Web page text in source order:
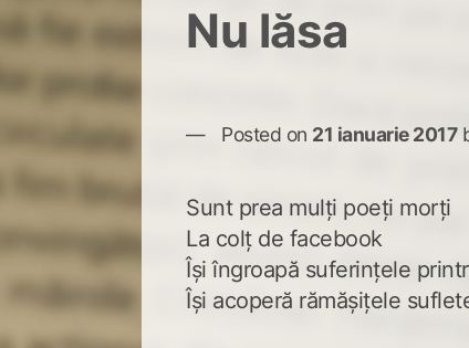
Nu lăsa
Posted on 21 ianuarie 2017
Sunt prea mulți poeți morți
La colț de facebook
Își îngroapă suferințele
Își acoperă rămășițele